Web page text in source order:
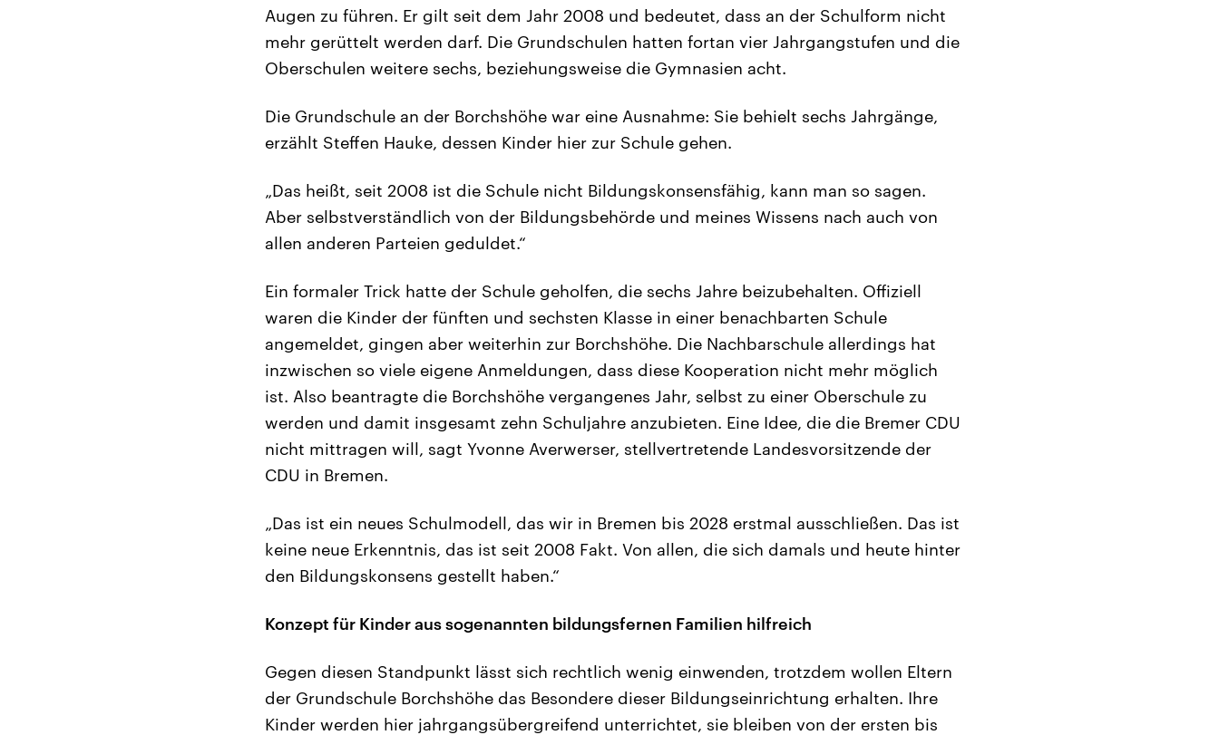
Augen zu führen. Er gilt seit dem Jahr 2008 und bedeutet, dass an der Schulform nicht
mehr gerüttelt werden darf. Die Grundschulen hatten fortan vier Jahrgangstufen und die
Oberschulen weitere sechs, beziehungsweise die Gymnasien acht.
Die Grundschule an der Borchshöhe war eine Ausnahme: Sie behielt sechs Jahrgänge,
erzählt Steffen Hauke, dessen Kinder hier zur Schule gehen.
„Das heißt, seit 2008 ist die Schule nicht Bildungskonsensfähig, kann man so sagen.
Aber selbstverständlich von der Bildungsbehörde und meines Wissens nach auch von
allen anderen Parteien geduldet.“
Ein formaler Trick hatte der Schule geholfen, die sechs Jahre beizubehalten. Offiziell
waren die Kinder der fünften und sechsten Klasse in einer benachbarten Schule
angemeldet, gingen aber weiterhin zur Borchshöhe. Die Nachbarschule allerdings hat
inzwischen so viele eigene Anmeldungen, dass diese Kooperation nicht mehr möglich
ist. Also beantragte die Borchshöhe vergangenes Jahr, selbst zu einer Oberschule zu
werden und damit insgesamt zehn Schuljahre anzubieten. Eine Idee, die die Bremer CDU
nicht mittragen will, sagt Yvonne Averwerser, stellvertretende Landesvorsitzende der
CDU in Bremen.
„Das ist ein neues Schulmodell, das wir in Bremen bis 2028 erstmal ausschließen. Das ist
keine neue Erkenntnis, das ist seit 2008 Fakt. Von allen, die sich damals und heute hinter
den Bildungskonsens gestellt haben.“
Konzept für Kinder aus sogenannten bildungsfernen Familien hilfreich
Gegen diesen Standpunkt lässt sich rechtlich wenig einwenden, trotzdem wollen Eltern
der Grundschule Borchshöhe das Besondere dieser Bildungseinrichtung erhalten. Ihre
Kinder werden hier jahrgangsübergreifend unterrichtet, sie bleiben von der ersten bis